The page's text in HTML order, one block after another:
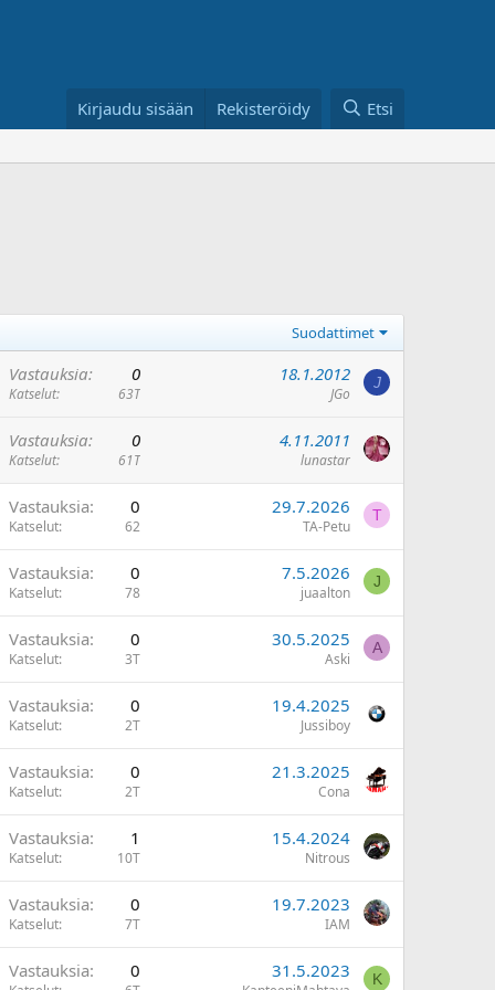
Kirjaudu sisään Rekisteröidy Etsi
Suodattimet
Vastauksia 0
Katselut 63T
18.1.2012
JGo
J
Vastauksia 0
Katselut 61T
4.11.2011
lunastar
Vastauksia 0
Katselut 62
29.7.2026
TA-Petu
T
Vastauksia 0
Katselut 78
7.5.2026
juaalton
J
Vastauksia 0
Katselut 3T
30.5.2025
Aski
A
Vastauksia 0
Katselut 2T
19.4.2025
Jussiboy
Vastauksia 0
Katselut 2T
21.3.2025
Cona
Vastauksia 1
Katselut 10T
15.4.2024
Nitrous
Vastauksia 0
Katselut 7T
19.7.2023
IAM
Vastauksia 0 31.5.2023 K